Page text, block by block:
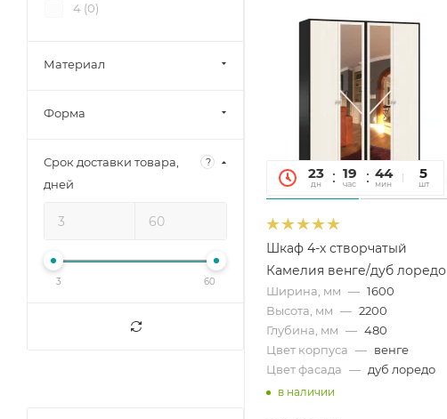
23
дн
19
час
44
мин
34
сек
5
шт
Шкаф 4-х створчатый
Камелия венге/дуб лоредо
Ширина, мм — 1600
Высота, мм — 2200
Глубина, мм — 480
Цвет корпуса — венге
Цвет фасада — дуб лоредо
в наличии
4 (0)
Материал
Форма
Срок доставки товара,
дней
?
3 60